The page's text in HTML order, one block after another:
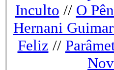
Inculto // O
Hernani
Feliz //